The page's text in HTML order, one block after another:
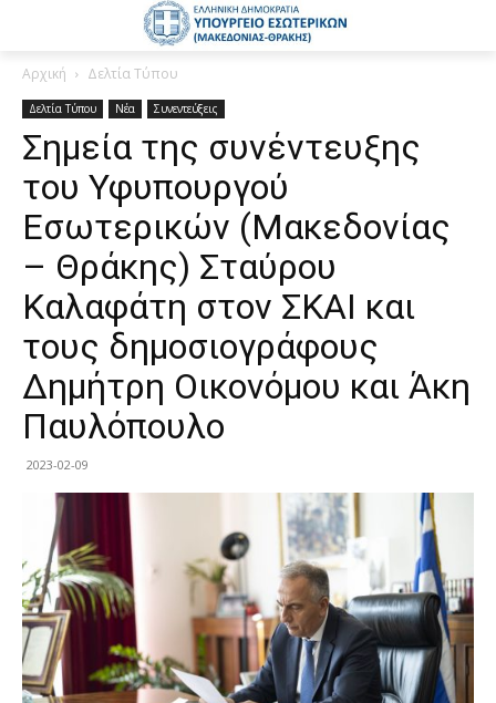
Αρχική Δελτία Τύπου
Δελτία Τύπου Νέα Συνεντεύξεις
Σημεία της συνέντευξης
του Υφυπουργού
Εσωτερικών (Μακεδονίας
– Θράκης) Σταύρου
Καλαφάτη στον ΣΚΑΙ και
τους δημοσιογράφους
Δημήτρη Οικονόμου και Άκη
Παυλόπουλο
2023-02-09